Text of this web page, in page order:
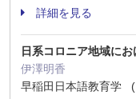
詳細を見る
日系コロニア地域に
伊澤明香
早稲田日本語教育学